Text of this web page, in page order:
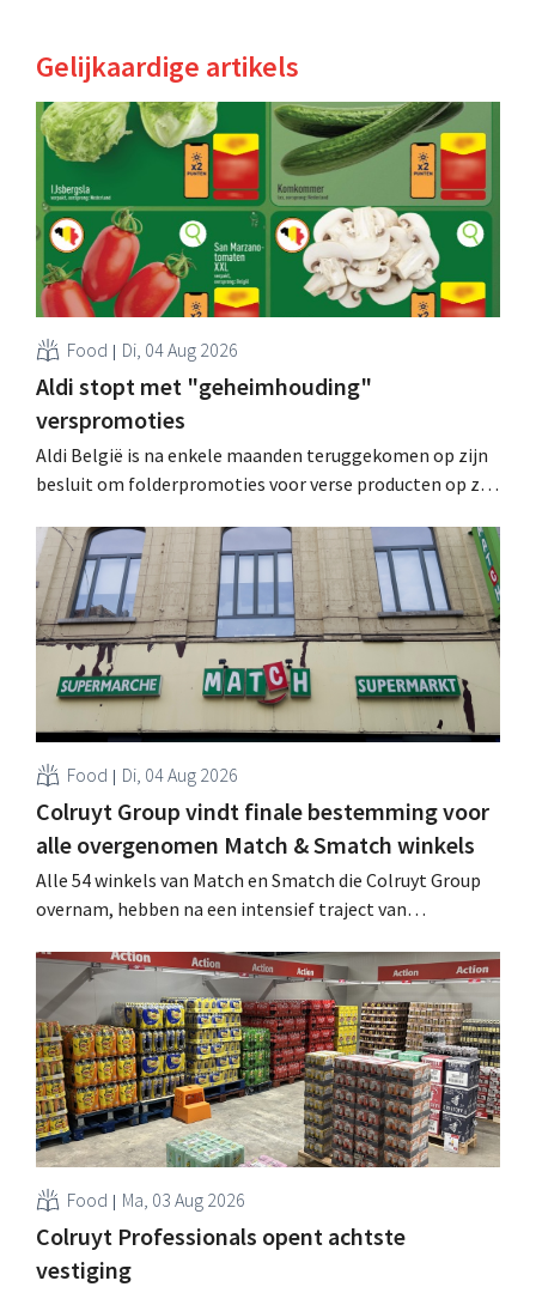
Gelijkaardige artikels
Food Di, 04 Aug 2026
Aldi stopt met "geheimhouding"
verspromoties
Aldi België is na enkele maanden teruggekomen op zijn
besluit om folderpromoties voor verse producten op zijn
werking treden: "Onze klanten willen goed
geïnformeerd worden." .
Food Di, 04 Aug 2026
Colruyt Group vindt finale bestemming voor
alle overgenomen Match & Smatch winkels
Alle 54 winkels van Match en Smatch die Colruyt Group
overnam, hebben na een intensief traject van
Al is die bestemming voor sommige panden een sluiting.
Food Ma, 03 Aug 2026
Colruyt Professionals opent achtste
vestiging